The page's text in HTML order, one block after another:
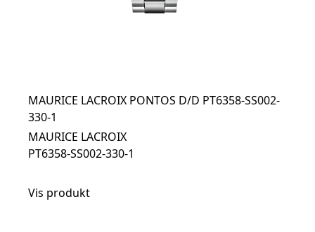
MAURICE LACROIX PONTOS D/D PT6358-SS002-
330-1
MAURICE LACROIX
PT6358-SS002-330-1
Vis produkt